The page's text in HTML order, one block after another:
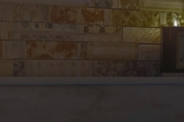
FÖRDERUNGEN
TEAM